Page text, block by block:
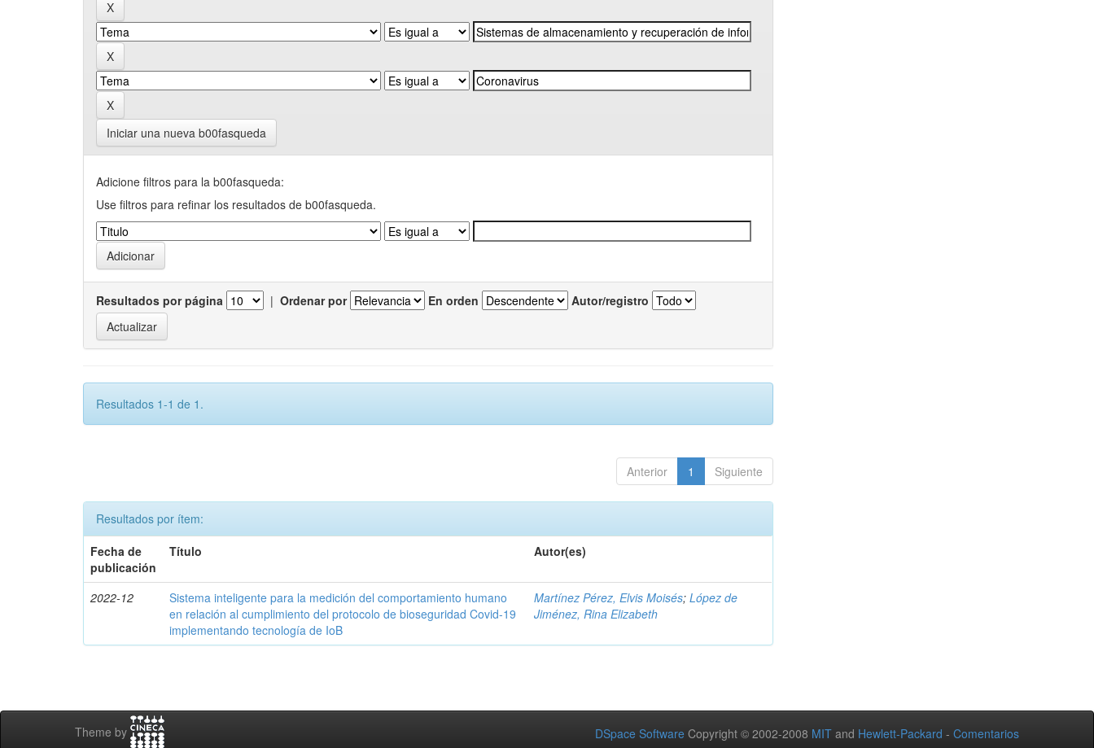
Iniciar una nueva b00fasqueda
Adicione filtros para la b00fasqueda:
Use filtros para refinar los resultados de b00fasqueda.
Resultados por página | Ordenar por En orden Autor/registro
Resultados 1-1 de 1.
Anterior 1 Siguiente
Resultados por ítem:
Fecha de
publicación
Título Autor(es)
2022-12
Sistema inteligente para la medición del comportamiento humano
en relación al cumplimiento del protocolo de bioseguridad Covid-19
implementando tecnología de IoB
Martínez Pérez, Elvis Moisés;López de
Jiménez, Rina Elizabeth
Theme by DSpace Software Copyright © 2002-2008 MIT and Hewlett-Packard - Comentarios